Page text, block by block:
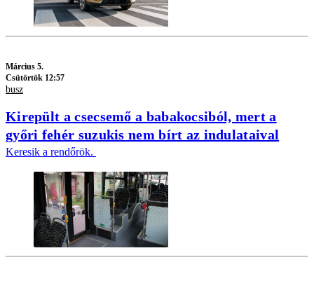
Március 5.
Csütörtök 12:57
busz
Kirepült a csecsemő a babakocsiból, mert a
győri fehér suzukis nem bírt az indulataival
Keresik a rendőrök.